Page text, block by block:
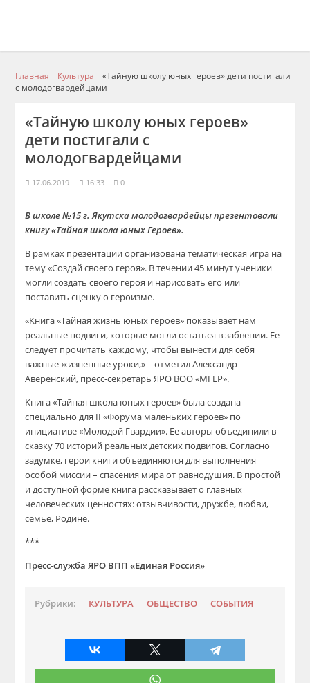
Главная Культура
«Тайную школу юных героев» дети постигали
с молодогвардейцами
«Тайную школу юных героев»
дети постигали с
молодогвардейцами
17.06.2019 16:33 0
В школе №15 г. Якутска молодогвардейцы презентовали
книгу «Тайная школа юных Героев».
В рамках презентации организована тематическая игра на
тему «Создай своего героя». В течении 45 минут ученики
могли создать своего героя и нарисовать его или
поставить сценку о героизме.
«Книга «Тайная жизнь юных героев» показывает нам
реальные подвиги, которые могли остаться в забвении. Ее
следует прочитать каждому, чтобы вынести для себя
важные жизненные уроки,» – отметил Александр
Аверенский, пресс-секретарь ЯРО ВОО «МГЕР».
Книга «Тайная школа юных героев» была создана
специально для II «Форума маленьких героев» по
инициативе «Молодой Гвардии». Ее авторы объединили в
сказку 70 историй реальных детских подвигов. Согласно
задумке, герои книги объединяются для выполнения
особой миссии – спасения мира от равнодушия. В простой
и доступной форме книга рассказывает о главных
человеческих ценностях: отзывчивости, дружбе, любви,
семье, Родине.
***
Пресс-служба ЯРО ВПП «Единая Россия»
Рубрики: КУЛЬТУРА ОБЩЕСТВО СОБЫТИЯ